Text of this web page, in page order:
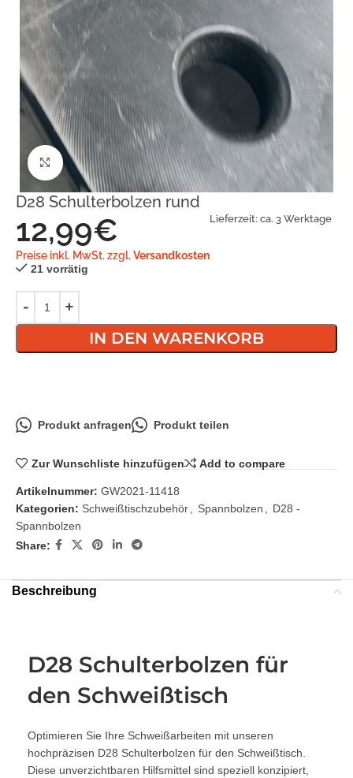
Klick zum Vergrößern
D28 Schulterbolzen rund
12,99€
Preise inkl. MwSt. zzgl. Versandkosten
Lieferzeit: ca. 3 Werktage
21 vorrätig
IN DEN WARENKORB
Produkt anfragen Produkt teilen
Zur Wunschliste hinzufügen Add to compare
Artikelnummer: GW2021-11418
Kategorien: Schweißtischzubehör, Spannbolzen , D28 -
Spannbolzen
Share:
Beschreibung
D28 Schulterbolzen für
den Schweißtisch
Optimieren Sie Ihre Schweißarbeiten mit unseren
hochpräzisen D28 Schulterbolzen für den Schweißtisch.
Diese unverzichtbaren Hilfsmittel sind speziell konzipiert,